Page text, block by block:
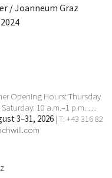
/ Joanneum Graz
Opening Hours: Thursday
Saturday: 10 a.m.–1 p.m. …
3–31, 2026 | T: +43 316 82